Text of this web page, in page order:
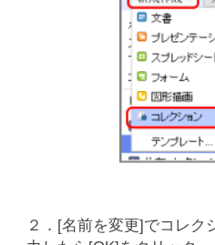
２．[名前を変更]でコレク